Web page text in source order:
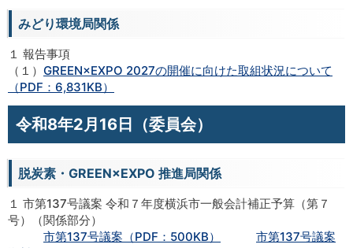
みどり環境局関係
１ 報告事項
（１） GREEN×EXPO 2027の開催に向けた取組状況について
（PDF：6,831KB）
令和8年2月16日（委員会）
脱炭素・GREEN×EXPO 推進局関係
１ 市第137号議案 令和７年度横浜市一般会計補正予算（第７
号）（関係部分）
市第137号議案（PDF：500KB）
市第137号議案